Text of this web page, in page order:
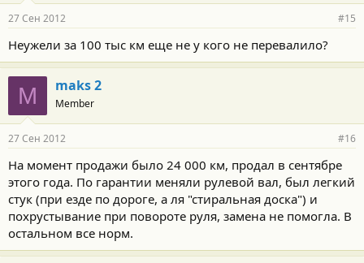
27 Сен 2012 #15
Неужели за 100 тыс км еще не у кого не перевалило?
M maks 2
Member
27 Сен 2012 #16
На момент продажи было 24 000 км, продал в сентябре
этого года. По гарантии меняли рулевой вал, был легкий
стук (при езде по дороге, а ля "стиральная доска") и
похрустывание при повороте руля, замена не помогла. В
остальном все норм.